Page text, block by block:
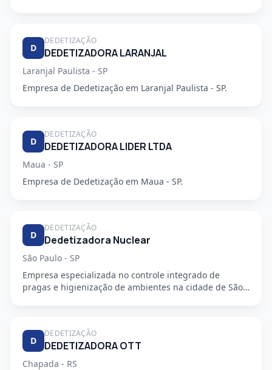
D
DEDETIZAÇÃO
DEDETIZADORA LARANJAL
Laranjal Paulista - SP
Empresa de Dedetização em Laranjal Paulista - SP.
D
DEDETIZAÇÃO
DEDETIZADORA LIDER LTDA
Maua - SP
Empresa de Dedetização em Maua - SP.
D
DEDETIZAÇÃO
Dedetizadora Nuclear
São Paulo - SP
Empresa especializada no controle integrado de
pragas e higienização de ambientes na cidade de São
D
DEDETIZAÇÃO
DEDETIZADORA OTT
Chapada - RS